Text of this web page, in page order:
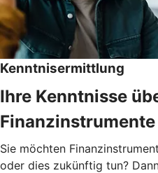
Kenntnisermittlung
Ihre Kenntnisse
Finanzinstrumente
Sie möchten
oder dies zukünftig tun?